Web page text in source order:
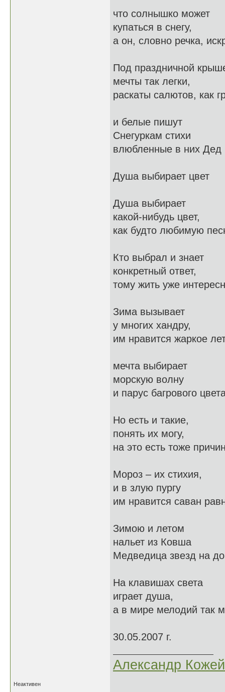
что солнышко может
купаться в снегу,
а он, словно речка,
Под праздничной
мечты так легки,
раскаты салютов, как
и белые пишут
Снегуркам стихи
влюбленные в них
Душа выбирает цвет
Душа выбирает
какой-нибудь цвет,
как будто любимую
Кто выбрал и знает
конкретный ответ,
тому жить уже
Зима вызывает
у многих хандру,
им нравится жаркое
мечта выбирает
морскую волну
и парус багрового
Но есть и такие,
понять их могу,
на это есть тоже
Мороз – их стихия,
и в злую пургу
им нравится саван
Зимою и летом
нальет из Ковша
Медведица звезд на
На клавишах света
играет душа,
а в мире мелодий так
30.05.2007 г.
Александр
Неактивен